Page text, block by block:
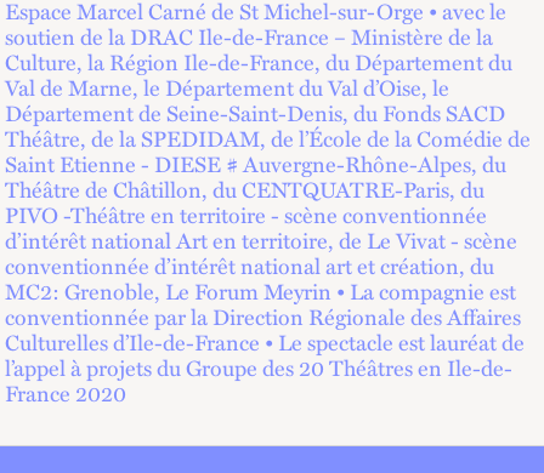
Espace Marcel Carné de St Michel-sur-Orge • avec le
soutien de la DRAC Ile-de-France – Ministère de la
Culture, la Région Ile-de-France, du Département du
Val de Marne, le Département du Val d’Oise, le
Département de Seine-Saint-Denis, du Fonds SACD
Théâtre, de la SPEDIDAM, de l’École de la Comédie de
Saint Etienne - DIESE # Auvergne-Rhône-Alpes, du
Théâtre de Châtillon, du CENTQUATRE-Paris, du
PIVO -Théâtre en territoire - scène conventionnée
d’intérêt national Art en territoire, de Le Vivat - scène
conventionnée d’intérêt national art et création, du
MC2: Grenoble, Le Forum Meyrin • La compagnie est
conventionnée par la Direction Régionale des Affaires
Culturelles d’Ile-de-France • Le spectacle est lauréat de
l’appel à projets du Groupe des 20 Théâtres en Ile-de-
France 2020